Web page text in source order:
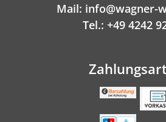
Mail: info@wagner-
Tel.: +49 4242